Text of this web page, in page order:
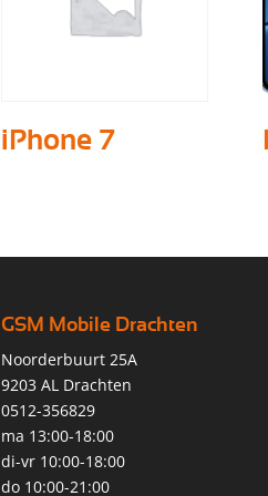
iPhone 7
GSM Mobile Drachten
Noorderbuurt 25A
9203 AL Drachten
0512-356829
ma 13:00-18:00
di-vr 10:00-18:00
do 10:00-21:00